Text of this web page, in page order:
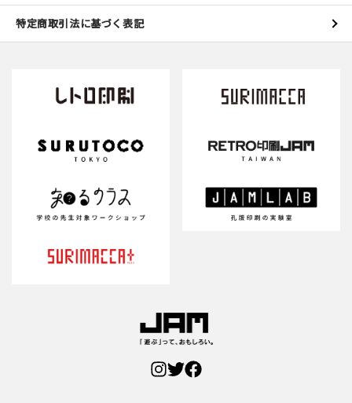
特定商取引法に基づく表記